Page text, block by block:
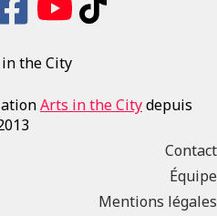
the City
Arts in the Citydepuis
Contact
Équipe
Mentions légales